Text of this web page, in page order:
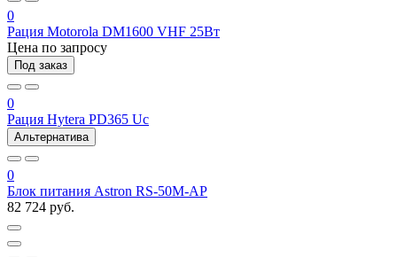
0
Рация Motorola DM1600 VHF 25Вт
Цена по запросу
Под заказ
0
Рация Hytera PD365 Uc
Альтернатива
0
Блок питания Astron RS-50M-AP
82 724 руб.